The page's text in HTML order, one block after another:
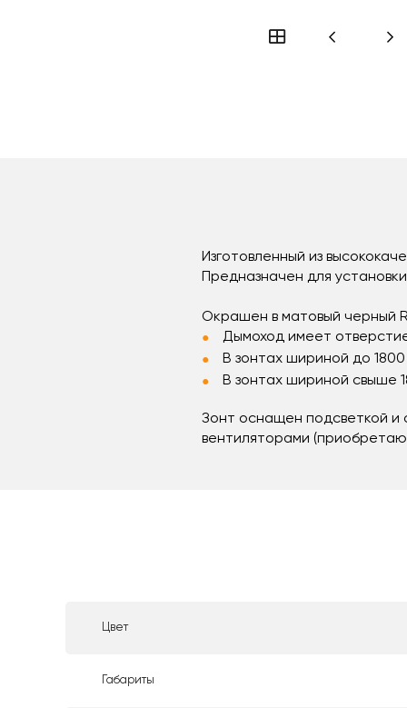
Изготовленный из
Предназначен для
Окрашен в матовый черный
Дымоход имеет
В зонтах шириной до
В зонтах шириной свыше
Зонт оснащен подсветкой и
вентиляторами
Цвет
Габариты